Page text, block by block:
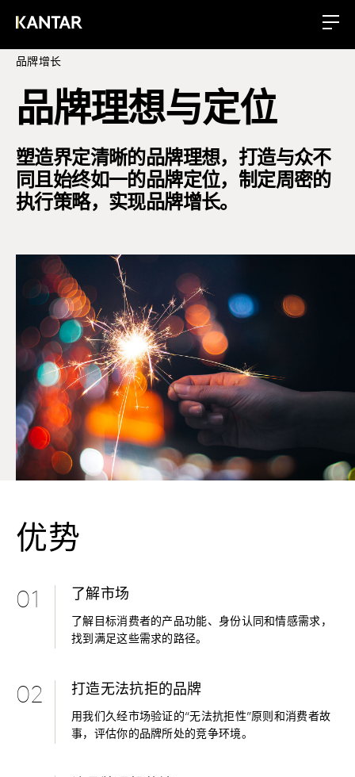
品牌增长
品牌理想与定位
塑造界定清晰的品牌理想，打造与众不
同且始终如一的品牌定位，制定周密的
执行策略，实现品牌增长。
优势
01 了解市场
了解目标消费者的产品功能、身份认同和情感需求，
找到满足这些需求的路径。
02 打造无法抗拒的品牌
用我们久经市场验证的“无法抗拒性”原则和消费者故
事，评估你的品牌所处的竞争环境。